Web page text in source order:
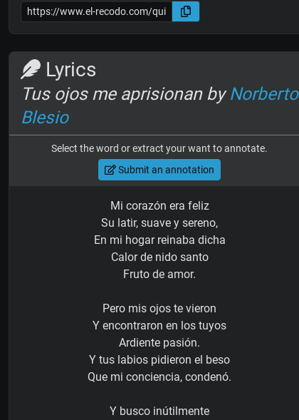
Lyrics
Tus ojos me aprisionan byNorberto
Blesio
Select the word or extract your want to annotate.
Submit an annotation
Mi corazón era feliz
Su latir, suave y sereno,
En mi hogar reinaba dicha
Calor de nido santo
Fruto de amor.
Pero mis ojos te vieron
Y encontraron en los tuyos
Ardiente pasión.
Y tus labios pidieron el beso
Que mi conciencia, condenó.
Y busco inútilmente